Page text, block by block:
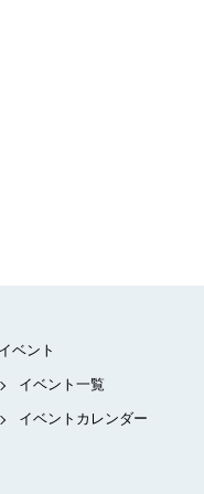
イベント
イベント一覧
イベントカレンダー